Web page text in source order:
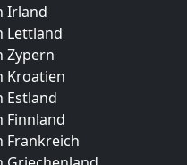
Irland
Lettland
Zypern
Kroatien
Estland
Finnland
Frankreich